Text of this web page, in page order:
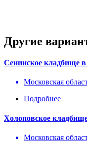
Другие
Сенинское кладбище в
Московская
Подробнее
Холоповское
Московская